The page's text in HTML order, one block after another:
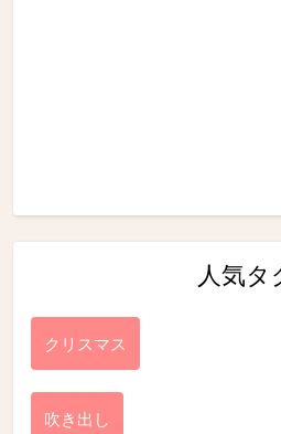
人気タ
クリスマス
吹き出し